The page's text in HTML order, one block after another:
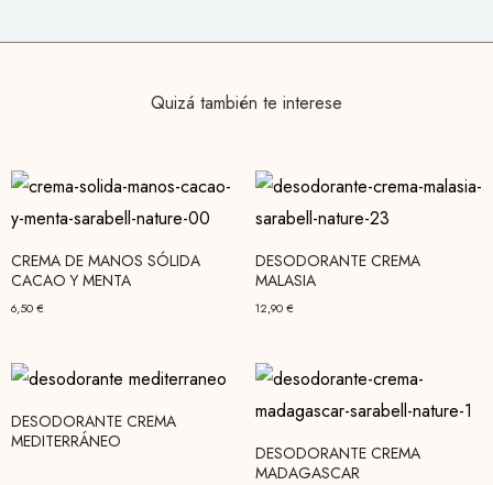
Quizá también te interese
CREMA DE MANOS SÓLIDA
CACAO Y MENTA
6,50€
DESODORANTE CREMA
MALASIA
12,90€
DESODORANTE CREMA
MEDITERRÁNEO
DESODORANTE CREMA
MADAGASCAR